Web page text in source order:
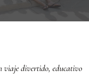
viaje divertido, educativo